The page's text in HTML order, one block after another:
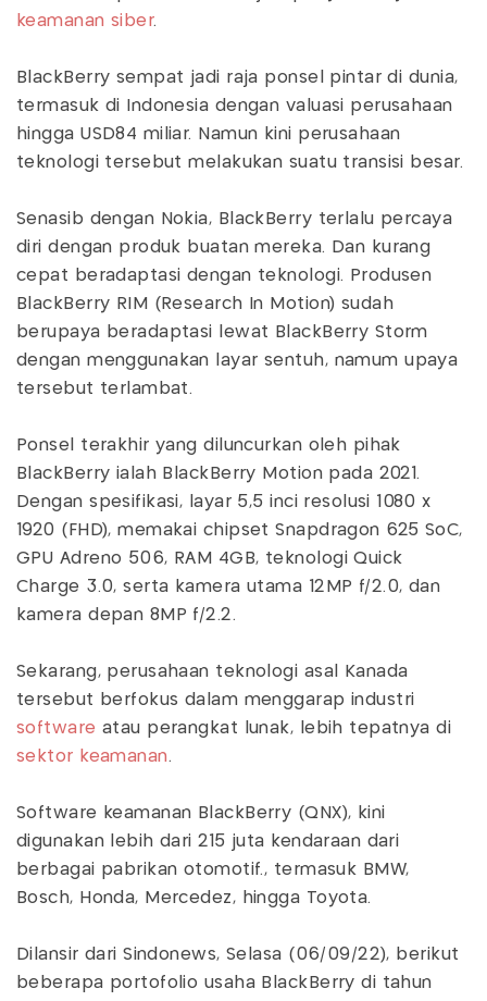
keamanan siber.
BlackBerry sempat jadi raja ponsel pintar di dunia,
termasuk di Indonesia dengan valuasi perusahaan
hingga USD84 miliar. Namun kini perusahaan
teknologi tersebut melakukan suatu transisi besar.
Senasib dengan Nokia, BlackBerry terlalu percaya
diri dengan produk buatan mereka. Dan kurang
cepat beradaptasi dengan teknologi. Produsen
BlackBerry RIM (Research In Motion) sudah
berupaya beradaptasi lewat BlackBerry Storm
dengan menggunakan layar sentuh, namum upaya
tersebut terlambat.
Ponsel terakhir yang diluncurkan oleh pihak
BlackBerry ialah BlackBerry Motion pada 2021.
Dengan spesifikasi, layar 5,5 inci resolusi 1080 x
1920 (FHD), memakai chipset Snapdragon 625 SoC,
GPU Adreno 506, RAM 4GB, teknologi Quick
Charge 3.0, serta kamera utama 12MP f/2.0, dan
kamera depan 8MP f/2.2.
Sekarang, perusahaan teknologi asal Kanada
tersebut berfokus dalam menggarap industri
software atau perangkat lunak, lebih tepatnya di
sektor keamanan .
Software keamanan BlackBerry (QNX), kini
digunakan lebih dari 215 juta kendaraan dari
berbagai pabrikan otomotif., termasuk BMW,
Bosch, Honda, Mercedez, hingga Toyota.
Dilansir dari Sindonews, Selasa (06/09/22), berikut
beberapa portofolio usaha BlackBerry di tahun